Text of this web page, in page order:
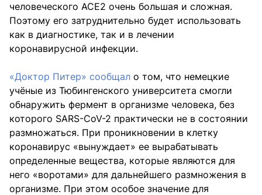
человеческого ACE2 очень большая и сложная.
Поэтому его затруднительно будет использовать
как в диагностике, так и в лечении
коронавирусной инфекции.
«Доктор Питер» сообщал о том, что немецкие
учёные из Тюбингенского университета смогли
обнаружить фермент в организме человека, без
которого SARS-CoV-2 практически не в состоянии
размножаться. При проникновении в клетку
коронавирус «вынуждает» ее вырабатывать
определенные вещества, которые являются для
него «воротами» для дальнейшего размножения в
организме. При этом особое значение для